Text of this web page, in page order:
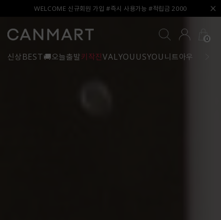
WELCOME 신규회원 가입 #즉시 사용가능 #적립금 2000
0
신상BEST🚚오늘출발키작진VALYOU USYOU 니트아우터